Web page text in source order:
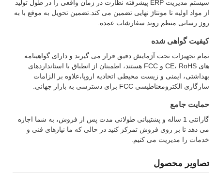
سیستم مدیریت ERP پیشرفته نظارت در زمان واقعی را در طول تولید
از مواد اولیه تا مونتاژ نهایی تضمین می کند.تضمین تحویل به موقع با به
روز رسانی منظم روند سفارشات عمده.
کیفیت گواهی شده
تمام تجهیزات تحت آزمایش دقیق قرار می گیرند و دارای گواهینامه
های CE، RoHS و FCC هستند، اطمینان از انطباق با استانداردهای
بهداشتی، ایمنی و زیست محیطی اتحادیه اروپا،علاوه بر الزامات
سازگاری الکترومغناطیسی FCC برای دسترسی به بازار جهانی.
حمایت جامع
گارانتی 1 ساله و پشتیبانی طولانی مدت پس از فروش، به شما اجازه
می دهد تا بر روی فروش تمرکز کنید در حالی که ما نیازهای فنی و
خدمات را مدیریت می کنیم.
تصاویر محصول